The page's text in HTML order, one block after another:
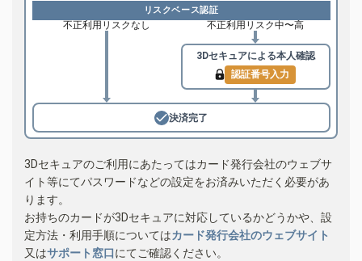
リスクベース認証
不正利用リスクなし 不正利用リスク中〜高
3Dセキュアによる本人確認
認証番号入力
決済完了
3Dセキュアのご利用にあたってはカード発行会社のウェブサ
イト等にてパスワードなどの設定をお済みいただく必要があ
ります。
お持ちのカードが3Dセキュアに対応しているかどうかや、設
定方法・利用手順についてはカード発行会社のウェブサイト
又はサポート窓口にてご確認ください。